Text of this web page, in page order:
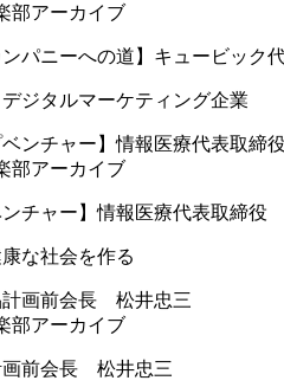
部アーカイブ
ンパニーへの道】キュービック
ジタルマーケティング企業
部アーカイブ
ンチャー】情報医療代表取締
な社会を作る
部アーカイブ
画前会長 松井忠三